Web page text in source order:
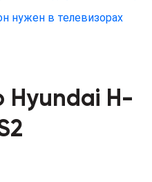
нужен в телевизорах
Hyundai H-